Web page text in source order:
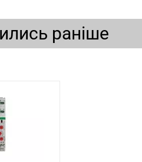
раніше